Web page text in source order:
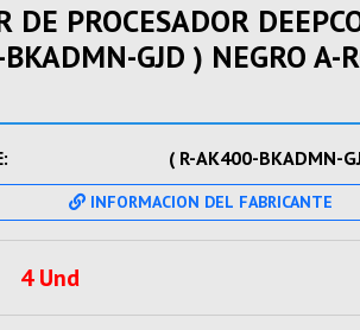
DE PROCESADOR
GJD ) NEGRO
( R-AK400-BKADMN-
INFORMACION DEL FABRICANTE
4 Und